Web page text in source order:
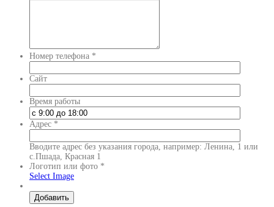
Номер телефона *
Сайт
Время работы
Адрес *
Вводите адрес без указания города, например: Ленина, 1 или
с.Пшада, Красная 1
Логотип или фото *
Select Image